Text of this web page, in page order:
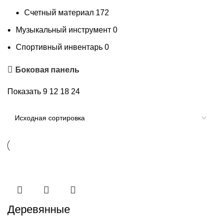
Счетный материал 172
Музыкальный инструмент 0
Спортивный инвентарь 0
Боковая панель
Показать 9 12 18 24
Деревянные